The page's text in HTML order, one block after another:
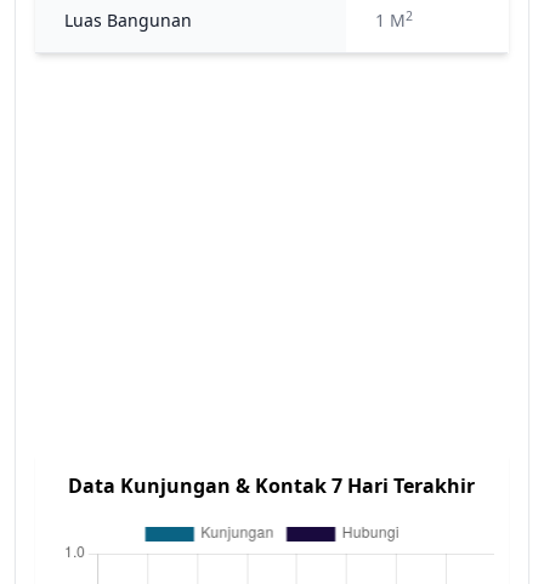
Luas Bangunan 1 M2
Data Kunjungan & Kontak 7 Hari Terakhir